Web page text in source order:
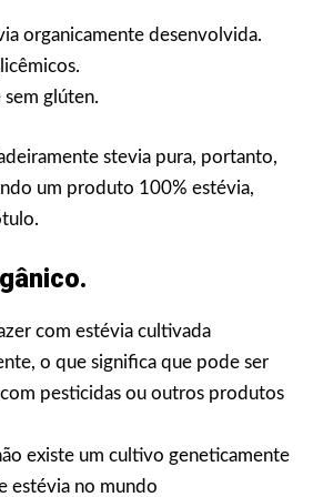
organicamente desenvolvida.
glúten.
stevia pura, portanto,
um produto 100% estévia,
com estévia cultivada
o que significa que pode ser
pesticidas ou outros produtos
existe um cultivo geneticamente
estévia no mundo